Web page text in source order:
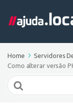
Home
Servidores
Como alterar versão
Search
For